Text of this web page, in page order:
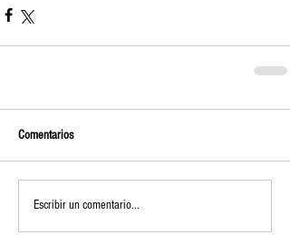
Comentarios
Escribir un comentario...